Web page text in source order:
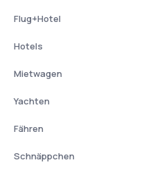
Flug+Hotel
Hotels
Mietwagen
Yachten
Fähren
Schnäppchen